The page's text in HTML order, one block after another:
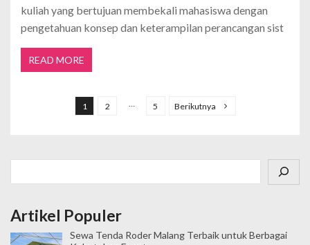
kuliah yang bertujuan membekali mahasiswa dengan
pengetahuan konsep dan keterampilan perancangan sist
READ MORE
n
a
i
1 2 5 Berikutnya
Artikel Populer
Sewa Tenda Roder Malang Terbaik untuk Berbagai